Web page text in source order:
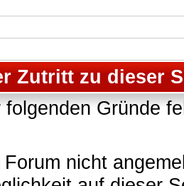
Zutritt zu dieser
Gründe
nicht